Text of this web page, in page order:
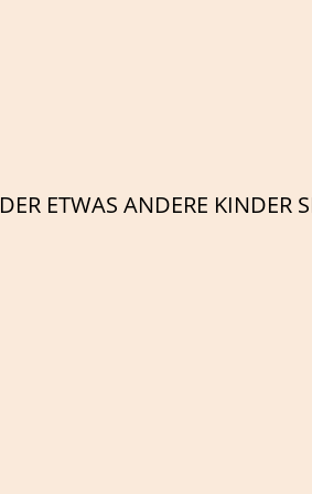
DER ETWAS ANDERE KINDER